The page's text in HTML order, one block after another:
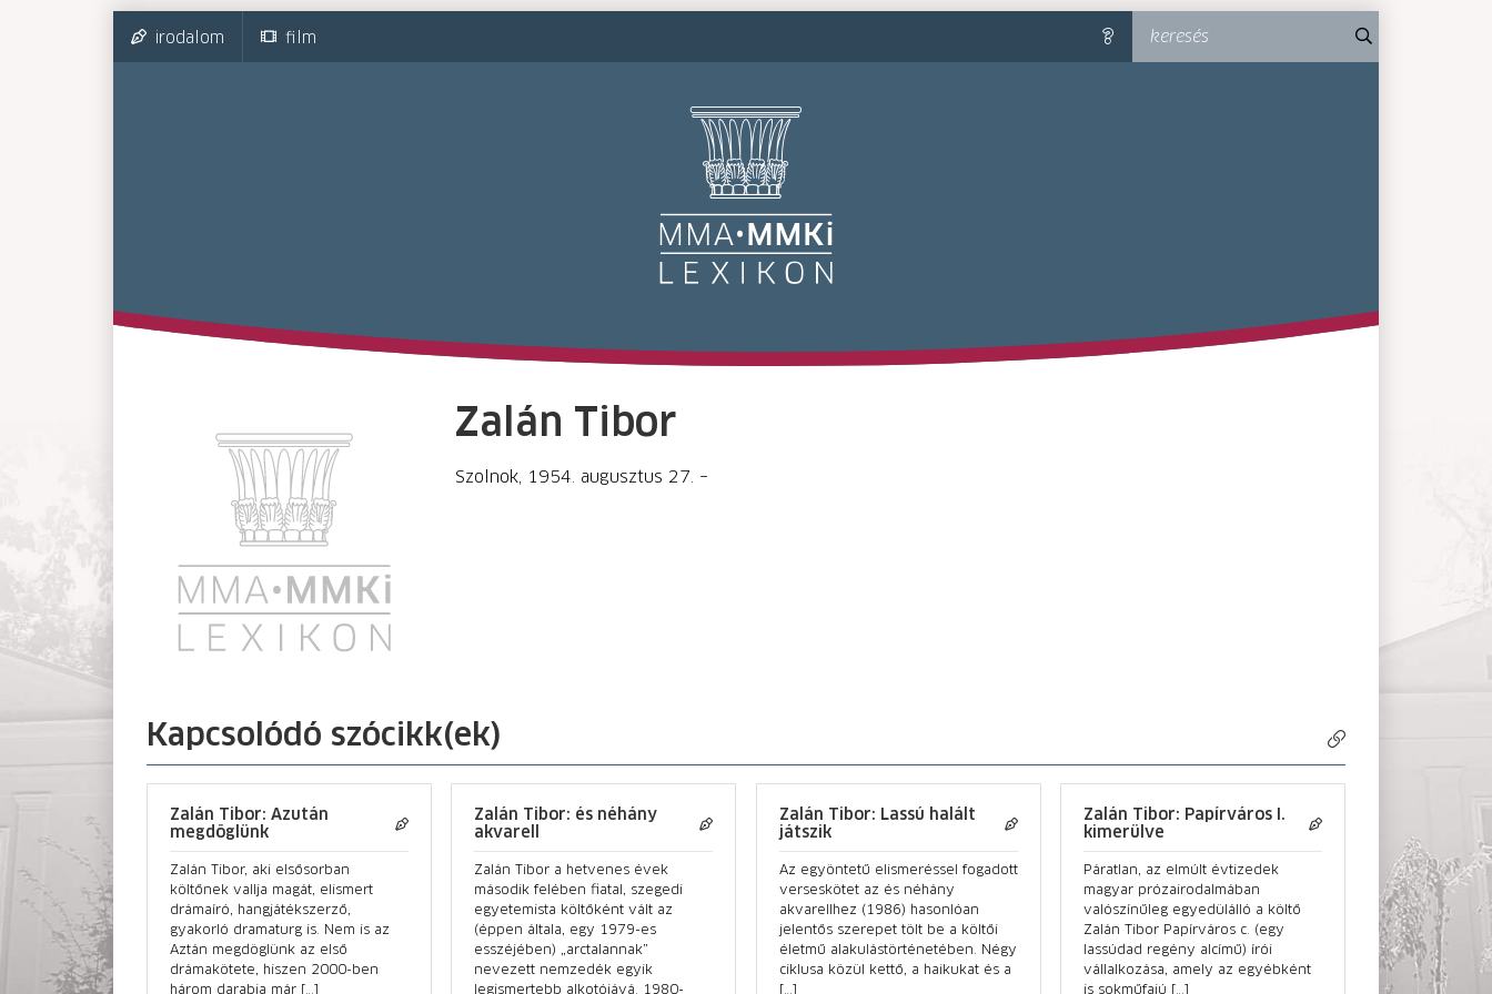
irodalom film súgó
keresés
MMA-
Zalán Tibor
Szolnok, 1954. augusztus 27. –
Kapcsolódó szócikk(ek)
Zalán Tibor: Azután
megdöglünk
Zalán Tibor, aki elsősorban
költőnek vallja magát, elismert
drámaíró, hangjátékszerző,
gyakorló dramaturg is. Nem is az
Aztán megdöglünk az első
drámakötete, hiszen 2000-ben
három darabja már […]
Zalán Tibor: és néhány
akvarell
Zalán Tibor a hetvenes évek
második felében fiatal, szegedi
egyetemista költőként vált az
(éppen általa, egy 1979-es
esszéjében) „arctalannak”
nevezett nemzedék egyik
legismertebb alkotójává. 1980-
Zalán Tibor: Lassú halált
játszik
Az egyöntetű elismeréssel fogadott
verseskötet az és néhány
akvarellhez (1986) hasonlóan
jelentős szerepet tölt be a költői
életmű alakulástörténetében. Négy
ciklusa közül kettő, a haikukat és a
[…]
Zalán Tibor: Papírváros I.
kimerülve
Páratlan, az elmúlt évtizedek
magyar prózairodalmában
valószínűleg egyedülálló a költő
Zalán Tibor Papírváros c. (egy
lassúdad regény alcímű) írói
vállalkozása, amely az egyébként
is sokműfajú […]